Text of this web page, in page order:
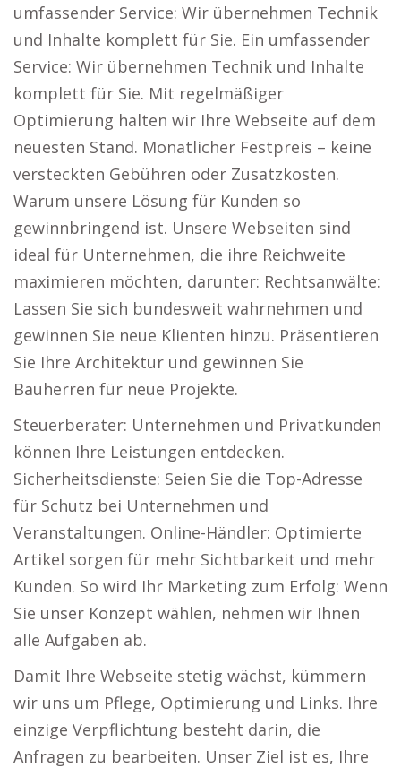
umfassender Service: Wir übernehmen Technik
und Inhalte komplett für Sie. Ein umfassender
Service: Wir übernehmen Technik und Inhalte
komplett für Sie. Mit regelmäßiger
Optimierung halten wir Ihre Webseite auf dem
neuesten Stand. Monatlicher Festpreis – keine
versteckten Gebühren oder Zusatzkosten.
Warum unsere Lösung für Kunden so
gewinnbringend ist. Unsere Webseiten sind
ideal für Unternehmen, die ihre Reichweite
maximieren möchten, darunter: Rechtsanwälte:
Lassen Sie sich bundesweit wahrnehmen und
gewinnen Sie neue Klienten hinzu. Präsentieren
Sie Ihre Architektur und gewinnen Sie
Bauherren für neue Projekte.
Steuerberater: Unternehmen und Privatkunden
können Ihre Leistungen entdecken.
Sicherheitsdienste: Seien Sie die Top-Adresse
für Schutz bei Unternehmen und
Veranstaltungen. Online-Händler: Optimierte
Artikel sorgen für mehr Sichtbarkeit und mehr
Kunden. So wird Ihr Marketing zum Erfolg: Wenn
Sie unser Konzept wählen, nehmen wir Ihnen
alle Aufgaben ab.
Damit Ihre Webseite stetig wächst, kümmern
wir uns um Pflege, Optimierung und Links. Ihre
einzige Verpflichtung besteht darin, die
Anfragen zu bearbeiten. Unser Ziel ist es, Ihre